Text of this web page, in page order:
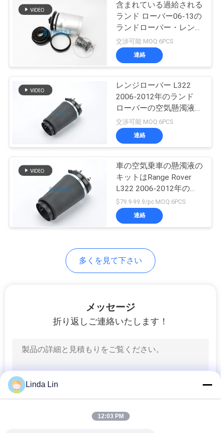
PRIVACY
POLICY
リンカーンのエア
ー バッグ
66
VWの空気衝撃
39
バス空気ばね
含まれている過給される
ランド ローバー06-13の
ランドローバー・レンジ
ローバースポーツL320
のシャーシのための天然
ゴムの空気ばねのキット
交渉可能 MOQ:6PCS
連絡
レンジローバー L322
2006-2012年のランド
ローバーの空気懸濁液の
取り替え/空気乗車袋
交渉可能 MOQ:6PCS
連絡
車の空気乗車の懸濁液の
キットはRange Rover
L322 2006-2012年のた
めの右の空気うなり声に
向かう
$79.9-99.9/pc MOQ:6PCS
連絡
多くを見て下さい
メッセージ
折り返しご連絡いたします！
Linda Lin
12:03 PM